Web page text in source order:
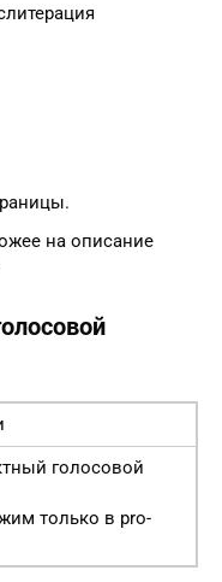
на описание
голосовой
только в pro-